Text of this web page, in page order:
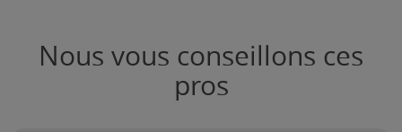
Nous vous conseillons ces
pros